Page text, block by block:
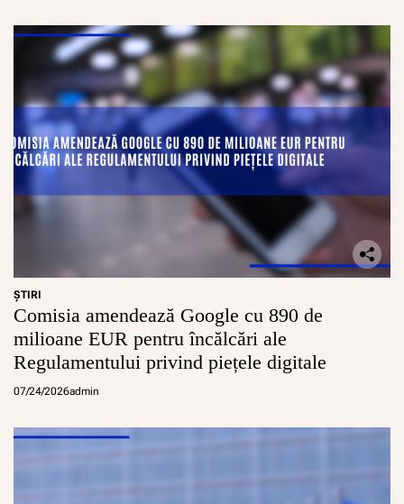
ŞTIRI
Comisia amendează Google cu 890 de
milioane EUR pentru încălcări ale
Regulamentului privind piețele digitale
07/24/2026admin